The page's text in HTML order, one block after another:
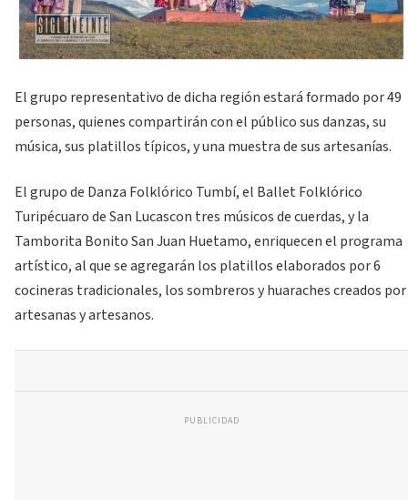
El grupo representativo de dicha región estará formado por 49
personas, quienes compartirán con el público sus danzas, su
música, sus platillos típicos, y una muestra de sus artesanías.
El grupo de Danza Folklórico Tumbí, el Ballet Folklórico
Turipécuaro de San Lucascon tres músicos de cuerdas, y la
Tamborita Bonito San Juan Huetamo, enriquecen el programa
artístico, al que se agregarán los platillos elaborados por 6
cocineras tradicionales, los sombreros y huaraches creados por
artesanas y artesanos.
PUBLICIDAD